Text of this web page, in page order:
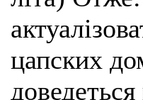
цапских